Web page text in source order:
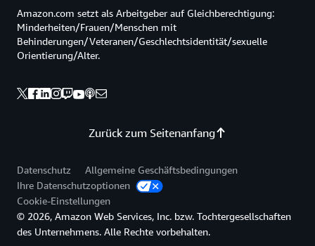
Zurück zum Seitenanfang
Amazon.com setzt als Arbeitgeber auf Gleichberechtigung:
Minderheiten/Frauen/Menschen mit
Behinderungen/Veteranen/Geschlechtsidentität/sexuelle
Orientierung/Alter.
Datenschutz
Allgemeine Geschäftsbedingungen
Ihre Datenschutzoptionen
Cookie-Einstellungen
© 2026, Amazon Web Services, Inc. bzw. Tochtergesellschaften
des Unternehmens. Alle Rechte vorbehalten.